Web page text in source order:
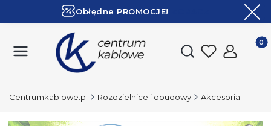
Obłędne PROMOCJE!
Otwórz
Centrumkablowe.pl Rozdzielnice i obudowy Akcesoria